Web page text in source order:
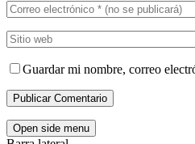
Guardar mi nombre, correo
Open side menu